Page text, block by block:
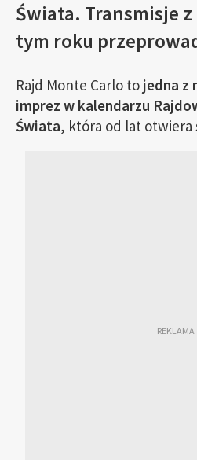
Świata. Transmisje
tym roku
Rajd Monte Carlo to jedna z
imprez w kalendarzu
Świata, która od lat otwiera